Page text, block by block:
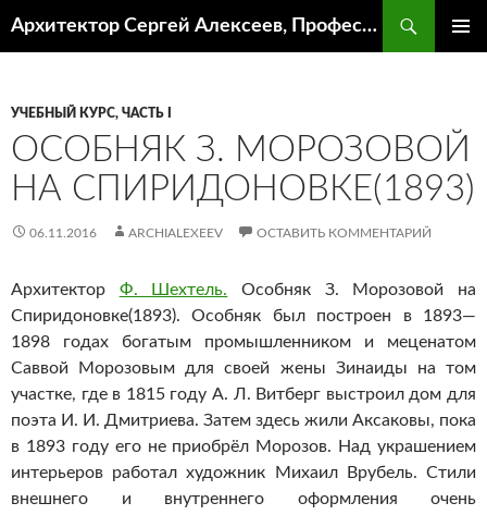
Архитектор Сергей Алексеев, Профессор кафедры ИА и АР ААИ ЮФУ
УЧЕБНЫЙ КУРС, ЧАСТЬ I
ОСОБНЯК З. МОРОЗОВОЙ
НА СПИРИДОНОВКЕ(1893)
06.11.2016 ARCHIALEXEEV ОСТАВИТЬ КОММЕНТАРИЙ
Архитектор Ф. Шехтель. Особняк З. Морозовой на
Спиридоновке(1893). Особняк был построен в 1893—
1898 годах богатым промышленником и меценатом
Саввой Морозовым для своей жены Зинаиды на том
участке, где в 1815 году А. Л. Витберг выстроил дом для
поэта И. И. Дмитриева. Затем здесь жили Аксаковы, пока
в 1893 году его не приобрёл Морозов. Над украшением
интерьеров работал художник Михаил Врубель. Стили
внешнего и внутреннего оформления очень